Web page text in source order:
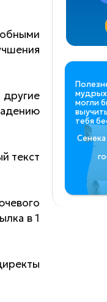
текст
в 1
мудрых
могли
тебя